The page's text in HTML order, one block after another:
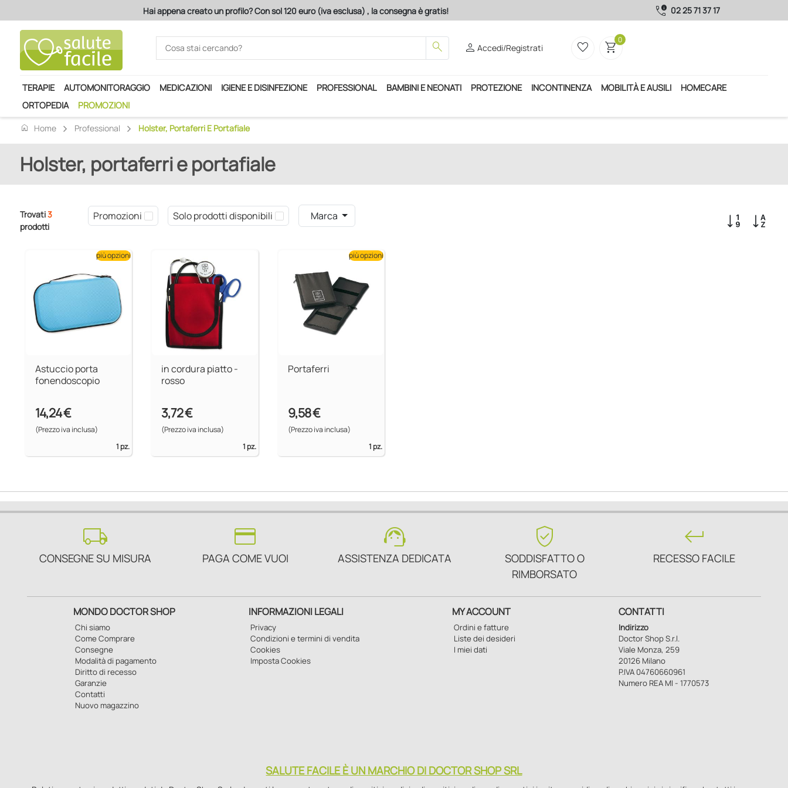
Hai appena creato un profilo? Con sol 120 euro (iva esclusa) , la consegna è gratis! call_quality 02 25 71 37 17
search personAccedi/Registrati favorite_border shopping_cart0
TERAPIE AUTOMONITORAGGIO MEDICAZIONI IGIENE E DISINFEZIONE PROFESSIONAL BAMBINI E NEONATI PROTEZIONE INCONTINENZA MOBILITÀ E AUSILI
HOMECARE
ORTOPEDIA
PROMOZIONI
home
Home Professional Holster, Portaferri E Portafiale
Holster, portaferri e portafiale
Trovati3
prodotti
Promozioni Solo prodotti disponibili Marca
Astuccio porta
fonendoscopio
14,24 €
(Prezzo iva inclusa)
1 pz.
più opzioni
in cordura piatto -
rosso
3,72 €
(Prezzo iva inclusa)
1 pz.
Portaferri
9,58 €
(Prezzo iva inclusa)
1 pz.
più opzioni
local_shipping
CONSEGNE SU MISURA
credit_card
PAGA COME VUOI
support_agent
ASSISTENZA DEDICATA
verified_user
SODDISFATTO O
RIMBORSATO
keyboard_return
RECESSO FACILE
MONDO DOCTOR SHOP
Chi siamo
Come Comprare
Consegne
Modalità di pagamento
Diritto di recesso
Garanzie
Contatti
Nuovo magazzino
INFORMAZIONI LEGALI
Privacy
Condizioni e termini di vendita
Cookies
Imposta Cookies
MY ACCOUNT
Ordini e fatture
Liste dei desideri
I miei dati
CONTATTI
Indirizzo
Doctor Shop S.r.l.
Viale Monza, 259
20126 Milano
P.IVA 04760660961
Numero REA MI - 1770573
SALUTE FACILE È UN MARCHIO DI DOCTOR SHOP SRL